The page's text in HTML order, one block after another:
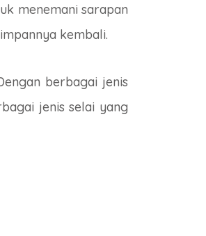
menemani sarapan
kembali.
berbagai jenis
jenis selai yang